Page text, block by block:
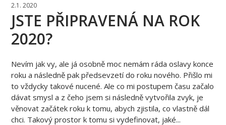
2.1. 2020
JSTE PŘIPRAVENÁ NA ROK
2020?
Nevím jak vy, ale já osobně moc nemám ráda oslavy konce
roku a následně pak předsevzetí do roku nového. Přišlo mi
to vždycky takové nucené. Ale co mi postupem času začalo
dávat smysl a z čeho jsem si následně vytvořila zvyk, je
věnovat začátek roku k tomu, abych zjistila, co vlastně dál
chci. Takový prostor k tomu si vydefinovat, jaké...